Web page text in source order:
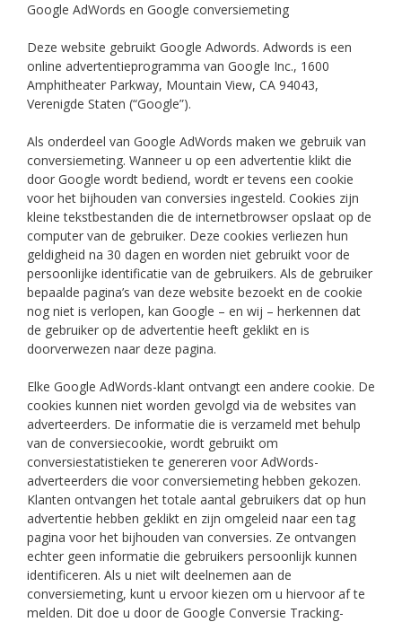
Google AdWords en Google conversiemeting
Deze website gebruikt Google Adwords. Adwords is een
online advertentieprogramma van Google Inc., 1600
Amphitheater Parkway, Mountain View, CA 94043,
Verenigde Staten (“Google”).
Als onderdeel van Google AdWords maken we gebruik van
conversiemeting. Wanneer u op een advertentie klikt die
door Google wordt bediend, wordt er tevens een cookie
voor het bijhouden van conversies ingesteld. Cookies zijn
kleine tekstbestanden die de internetbrowser opslaat op de
computer van de gebruiker. Deze cookies verliezen hun
geldigheid na 30 dagen en worden niet gebruikt voor de
persoonlijke identificatie van de gebruikers. Als de gebruiker
bepaalde pagina’s van deze website bezoekt en de cookie
nog niet is verlopen, kan Google – en wij – herkennen dat
de gebruiker op de advertentie heeft geklikt en is
doorverwezen naar deze pagina.
Elke Google AdWords-klant ontvangt een andere cookie. De
cookies kunnen niet worden gevolgd via de websites van
adverteerders. De informatie die is verzameld met behulp
van de conversiecookie, wordt gebruikt om
conversiestatistieken te genereren voor AdWords-
adverteerders die voor conversiemeting hebben gekozen.
Klanten ontvangen het totale aantal gebruikers dat op hun
advertentie hebben geklikt en zijn omgeleid naar een tag
pagina voor het bijhouden van conversies. Ze ontvangen
echter geen informatie die gebruikers persoonlijk kunnen
identificeren. Als u niet wilt deelnemen aan de
conversiemeting, kunt u ervoor kiezen om u hiervoor af te
melden. Dit doe u door de Google Conversie Tracking-